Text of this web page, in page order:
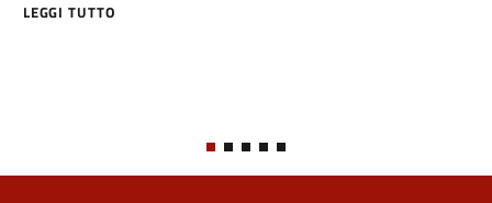
LEGGI TUTTO
ABOUT BUONE VACANZE DALLA REDAZIONE DI